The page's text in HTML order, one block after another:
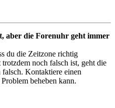
aber die Forenuhr geht immer
du die Zeitzone richtig
noch falsch ist, geht die
Kontaktiere einen
beheben kann.